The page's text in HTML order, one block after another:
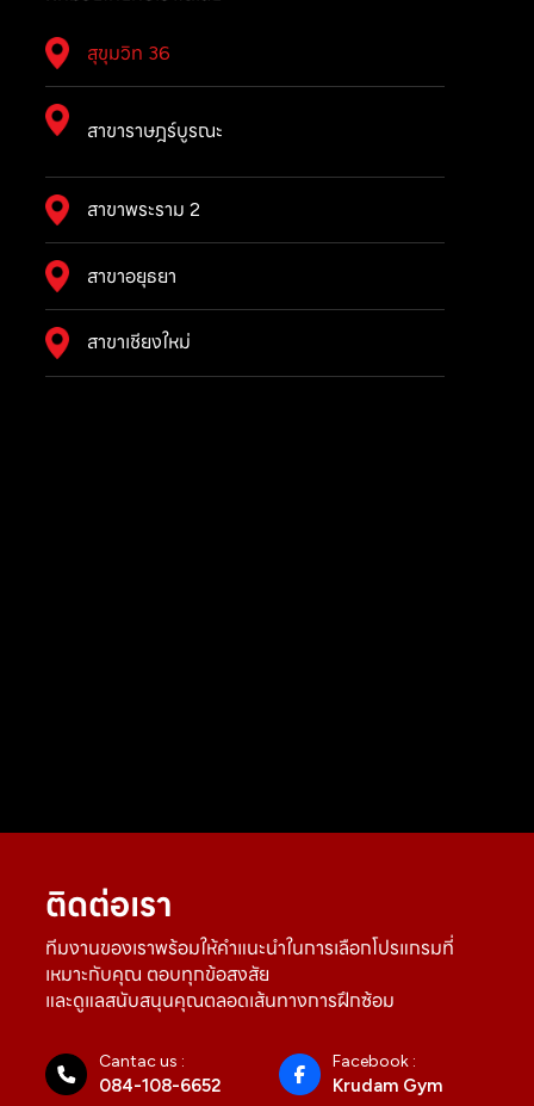
สุขุมวิท 36
สาขาราษฎร์บูรณะ
สาขาพระราม 2
สาขาอยุธยา
สาขาเชียงใหม่
ติดต่อเรา
ทีมงานของเราพร้อมให้คำแนะนำในการเลือกโปรแกรมที่
เหมาะกับคุณ ตอบทุกข้อสงสัย
และดูแลสนับสนุนคุณตลอดเส้นทางการฝึกซ้อม
Cantac us :
084-108-6652
Facebook :
Krudam Gym